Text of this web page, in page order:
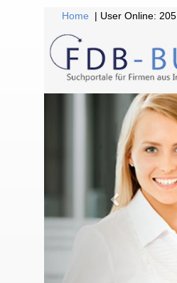
Home | User Online: 205